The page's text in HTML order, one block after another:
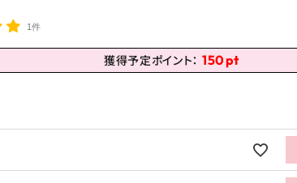
1件
獲得予定ポイント： 150pt